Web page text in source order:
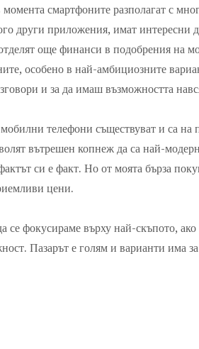
смартфоните разполагат с
други приложения, имат интересни
още финанси в подобрения на
особено в най-амбициозните
и за да имаш възможността
телефони съществуват и са на
вътрешен копнеж да са най-
си е факт. Но от моята бърза
цени.
се фокусираме върху най-скъпото,
Пазарът е голям и варианти има